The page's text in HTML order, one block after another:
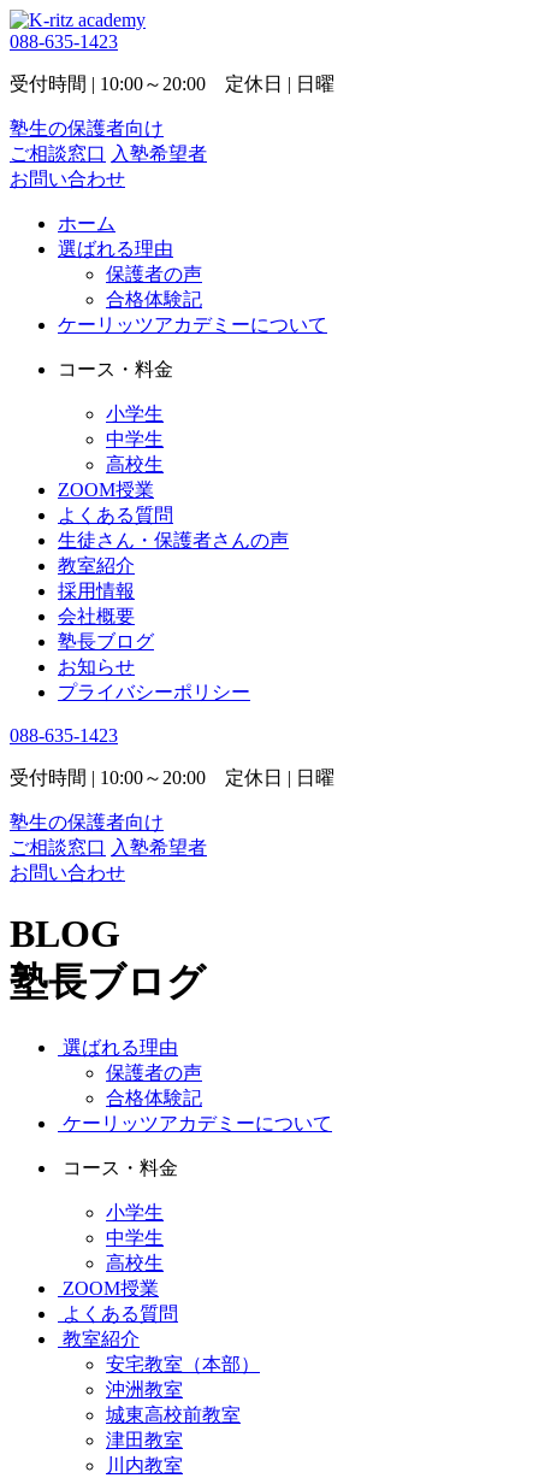
088-635-1423
受付時間 | 10:00～20:00 定休日 | 日曜
塾生の保護者向け
ご相談窓口 入塾希望者
お問い合わせ
ホーム
選ばれる理由
保護者の声
合格体験記
ケーリッツアカデミーについて
コース・料金
小学生
中学生
高校生
ZOOM授業
よくある質問
生徒さん・保護者さんの声
教室紹介
採用情報
会社概要
塾長ブログ
お知らせ
プライバシーポリシー
088-635-1423
受付時間 | 10:00～20:00 定休日 | 日曜
塾生の保護者向け
ご相談窓口 入塾希望者
お問い合わせ
BLOG
塾長ブログ
選ばれる理由
保護者の声
合格体験記
ケーリッツアカデミーについて
コース・料金
小学生
中学生
高校生
ZOOM授業
よくある質問
教室紹介
安宅教室（本部）
沖洲教室
城東高校前教室
津田教室
川内教室